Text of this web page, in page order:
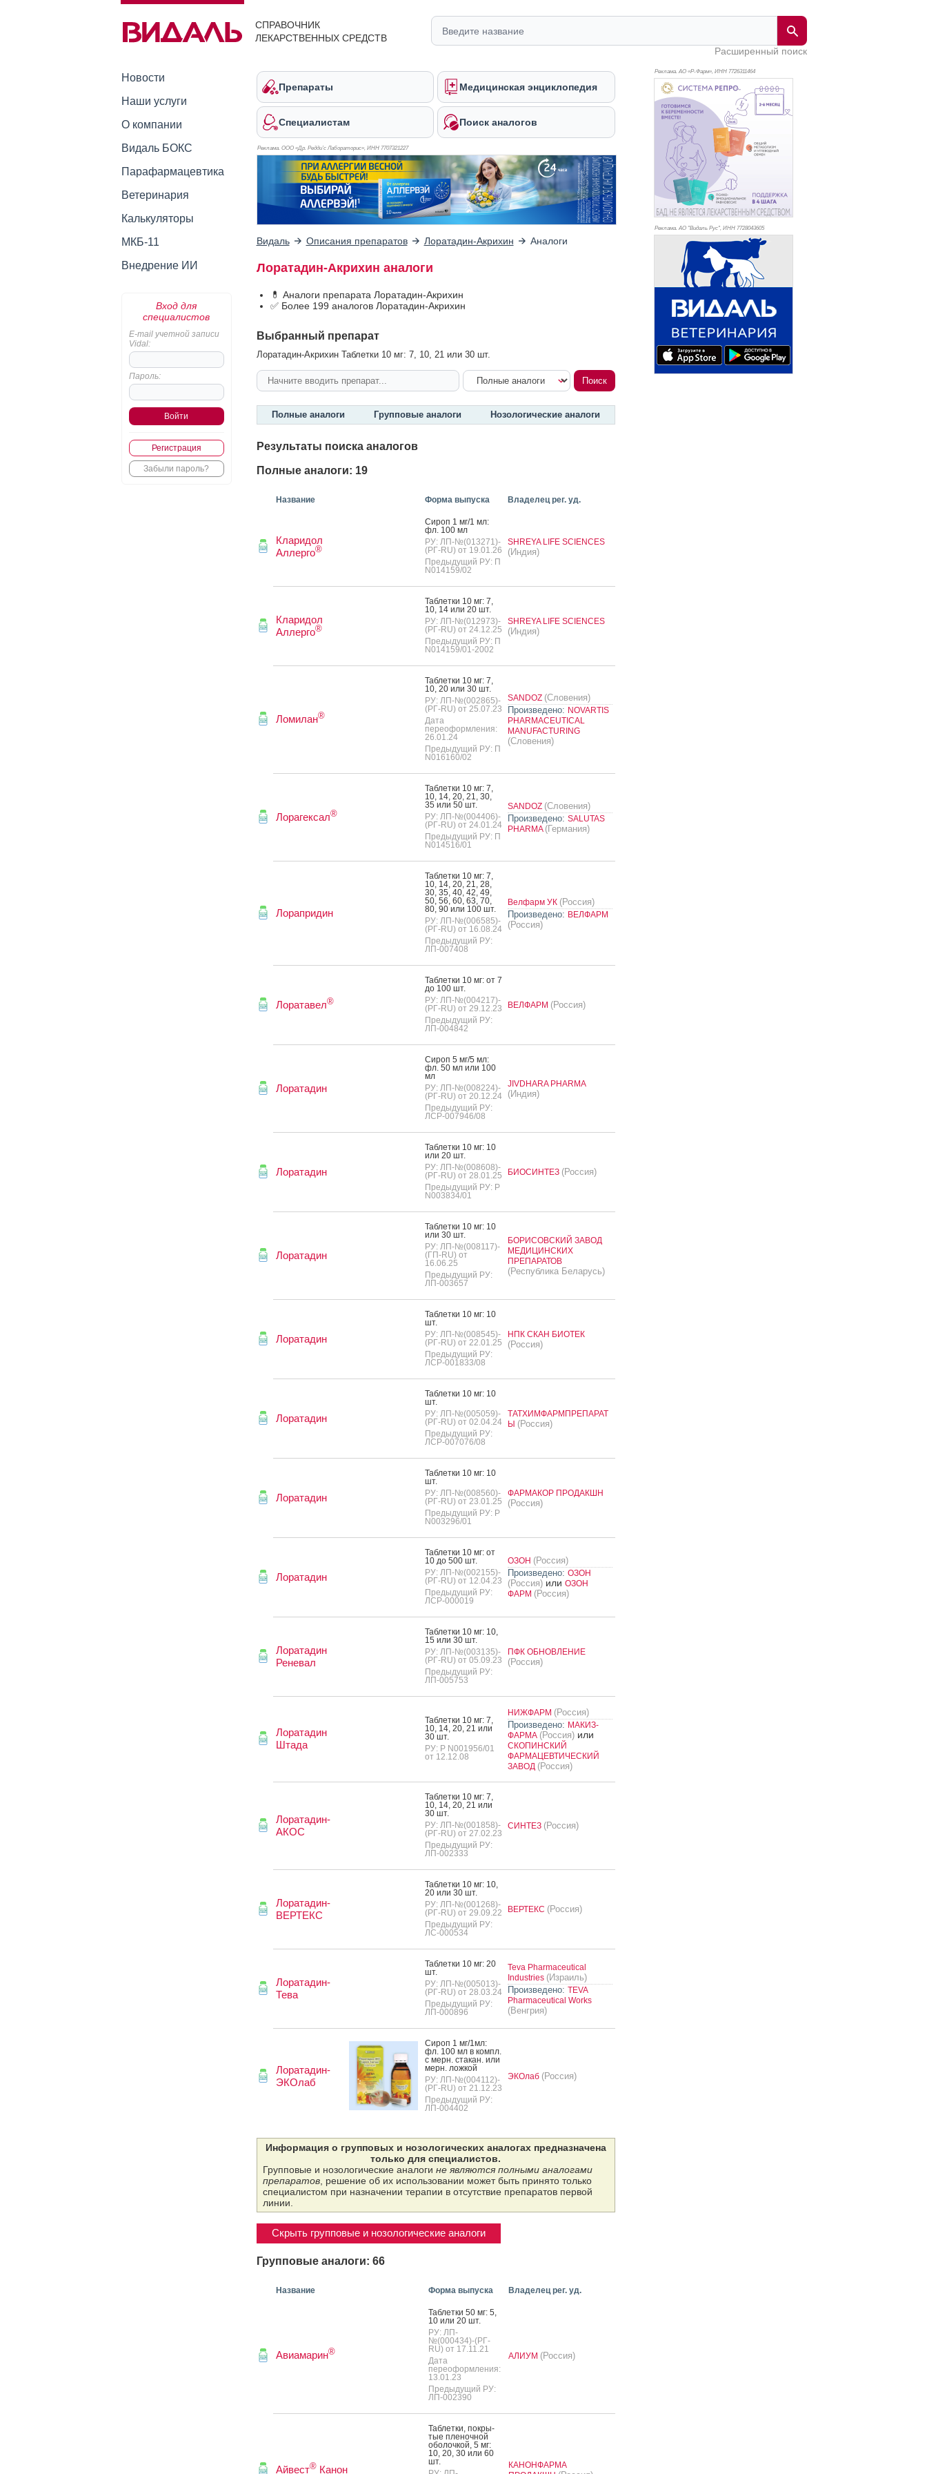
СПРАВОЧНИК
ЛЕКАРСТВЕННЫХ СРЕДСТВ
Расширенный поиск
Новости
Наши услуги
О компании
Видаль БОКС
Парафармацевтика
Ветеринария
Калькуляторы
МКБ-11
Внедрение ИИ
Вход для
специалистов
E-mail учетной записи
Vidal:
Пароль:
Регистрация
Забыли пароль?
Препараты Медицинская энциклопедия
Специалистам Поиск аналогов
Реклама. ООО «Др. Редди’с Лабораторис», ИНН 7707321227
Видаль Описания препаратов Лоратадин-Акрихин Аналоги
Лоратадин-Акрихин аналоги
💊 Аналоги препарата Лоратадин-Акрихин
✅ Более 199 аналогов Лоратадин-Акрихин
Выбранный препарат
Лоратадин-Акрихин Таблетки 10 мг: 7, 10, 21 или 30 шт.
Полные аналоги Групповые аналоги Нозологические аналоги
Результаты поиска аналогов
Полные аналоги: 19
Название Форма выпуска Владелец рег. уд.
Кларидол
Аллерго®
Си­роп 1 мг/1 мл:
фл. 100 мл
РУ: ЛП-№(013271)-
(РГ-RU) от 19.01.26
Предыдущий РУ: П
N014159/02
SHREYA LIFE SCIENCES
(Индия)
Кларидол
Аллерго®
Таб­летки 10 мг: 7,
10, 14 или 20 шт.
РУ: ЛП-№(012973)-
(РГ-RU) от 24.12.25
Предыдущий РУ: П
N014159/01-2002
SHREYA LIFE SCIENCES
(Индия)
Ломилан®
Таб­летки 10 мг: 7,
10, 20 или 30 шт.
РУ: ЛП-№(002865)-
(РГ-RU) от 25.07.23
Дата
переоформления:
26.01.24
Предыдущий РУ: П
N016160/02
SANDOZ (Словения)
Произведено: NOVARTIS
PHARMACEUTICAL
MANUFACTURING
(Словения)
Лорагексал®
Таб­летки 10 мг: 7,
10, 14, 20, 21, 30,
35 или 50 шт.
РУ: ЛП-№(004406)-
(РГ-RU) от 24.01.24
Предыдущий РУ: П
N014516/01
SANDOZ (Словения)
Произведено: SALUTAS
PHARMA (Германия)
Лорапридин
Таб­летки 10 мг: 7,
10, 14, 20, 21, 28,
30, 35, 40, 42, 49,
50, 56, 60, 63, 70,
80, 90 или 100 шт.
РУ: ЛП-№(006585)-
(РГ-RU) от 16.08.24
Предыдущий РУ:
ЛП-007408
Велфарм УК (Россия)
Произведено: ВЕЛФАРМ
(Россия)
Лоратавел®
Таб­летки 10 мг: от 7
до 100 шт.
РУ: ЛП-№(004217)-
(РГ-RU) от 29.12.23
Предыдущий РУ:
ЛП-004842
ВЕЛФАРМ (Россия)
Лоратадин
Си­роп 5 мг/5 мл:
фл. 50 мл или 100
мл
РУ: ЛП-№(008224)-
(РГ-RU) от 20.12.24
Предыдущий РУ:
ЛСР-007946/08
JIVDHARA PHARMA
(Индия)
Лоратадин
Таб­летки 10 мг: 10
или 20 шт.
РУ: ЛП-№(008608)-
(РГ-RU) от 28.01.25
Предыдущий РУ: Р
N003834/01
БИОСИНТЕЗ (Россия)
Лоратадин
Таб­летки 10 мг: 10
или 30 шт.
РУ: ЛП-№(008117)-
(ГП-RU) от
16.06.25
Предыдущий РУ:
ЛП-003657
БОРИСОВСКИЙ ЗАВОД
МЕДИЦИНСКИХ
ПРЕПАРАТОВ
(Республика Беларусь)
Лоратадин
Таб­летки 10 мг: 10
шт.
РУ: ЛП-№(008545)-
(РГ-RU) от 22.01.25
Предыдущий РУ:
ЛСР-001833/08
НПК СКАН БИОТЕК
(Россия)
Лоратадин
Таб­летки 10 мг: 10
шт.
РУ: ЛП-№(005059)-
(РГ-RU) от 02.04.24
Предыдущий РУ:
ЛСР-007076/08
ТАТХИМФАРМПРЕПАРАТ
Ы (Россия)
Лоратадин
Таб­летки 10 мг: 10
шт.
РУ: ЛП-№(008560)-
(РГ-RU) от 23.01.25
Предыдущий РУ: Р
N003296/01
ФАРМАКОР ПРОДАКШН
(Россия)
Лоратадин
Таб­летки 10 мг: от
10 до 500 шт.
РУ: ЛП-№(002155)-
(РГ-RU) от 12.04.23
Предыдущий РУ:
ЛСР-000019
ОЗОН (Россия)
Произведено: ОЗОН
(Россия)или ОЗОН
ФАРМ (Россия)
Лоратадин
Реневал
Таб­летки 10 мг: 10,
15 или 30 шт.
РУ: ЛП-№(003135)-
(РГ-RU) от 05.09.23
Предыдущий РУ:
ЛП-005753
ПФК ОБНОВЛЕНИЕ
(Россия)
Лоратадин
Штада
Таб­летки 10 мг: 7,
10, 14, 20, 21 или
30 шт.
РУ: Р N001956/01
от 12.12.08
НИЖФАРМ (Россия)
Произведено: МАКИЗ-
ФАРМА (Россия)или
СКОПИНСКИЙ
ФАРМАЦЕВТИЧЕСКИЙ
ЗАВОД (Россия)
Лоратадин-
АКОС
Таб­летки 10 мг: 7,
10, 14, 20, 21 или
30 шт.
РУ: ЛП-№(001858)-
(РГ-RU) от 27.02.23
Предыдущий РУ:
ЛП-002333
СИНТЕЗ (Россия)
Лоратадин-
ВЕРТЕКС
Таб­летки 10 мг: 10,
20 или 30 шт.
РУ: ЛП-№(001268)-
(РГ-RU) от 29.09.22
Предыдущий РУ:
ЛС-000534
ВЕРТЕКС (Россия)
Лоратадин-
Тева
Таб­летки 10 мг: 20
шт.
РУ: ЛП-№(005013)-
(РГ-RU) от 28.03.24
Предыдущий РУ:
ЛП-000896
Teva Pharmaceutical
Industries (Израиль)
Произведено: TEVA
Pharmaceutical Works
(Венгрия)
Лоратадин-
ЭКОлаб
Си­роп 1 мг/1мл:
фл. 100 мл в компл.
с мерн. ста­кан. или
мерн. лож­кой
РУ: ЛП-№(004112)-
(РГ-RU) от 21.12.23
Предыдущий РУ:
ЛП-004402
ЭКОлаб (Россия)
Информация о групповых и нозологических аналогах предназначена
только для специалистов.
Групповые и нозологические аналоги не являются полными аналогами
препаратов, решение об их использовании может быть принято только
специалистом при назначении терапии в отсутствие препаратов первой
линии.
Скрыть групповые и нозологические аналоги
Групповые аналоги: 66
Название Форма выпуска Владелец рег. уд.
Авиамарин®
Таб­летки 50 мг: 5,
10 или 20 шт.
РУ: ЛП-
№(000434)-(РГ-
RU) от 17.11.21
Дата
переоформления:
13.01.23
Предыдущий РУ:
ЛП-002390
АЛИУМ (Россия)
Айвест®Канон
Таб­летки, пок­ры­
тые пле­ноч­ной
обо­лоч­кой, 5 мг:
10, 20, 30 или 60
шт.
КАНОНФАРМА
Реклама. АО «Р-Фарм», ИНН 7726311464
Реклама. АО "Видаль Рус", ИНН 7728043605